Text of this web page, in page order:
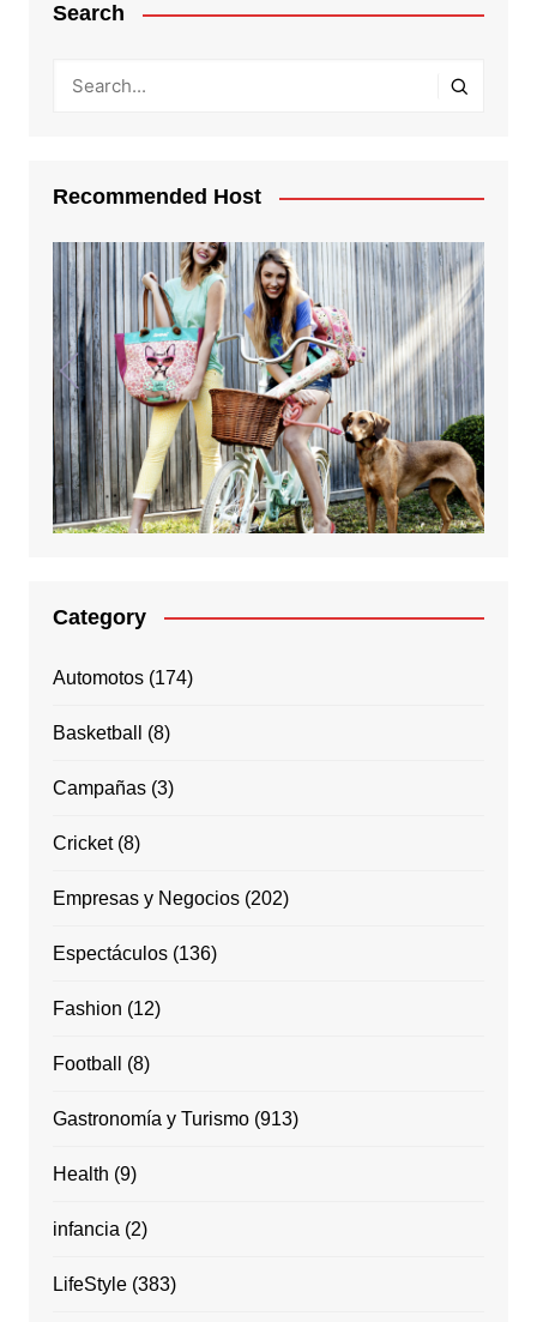
Search
Recommended Host
Category
Automotos(174)
Basketball (8)
Campañas(3)
Cricket(8)
Empresas y Negocios(202)
Espectáculos(136)
Fashion (12)
Football (8)
Gastronomía y Turismo(913)
Health (9)
infancia (2)
LifeStyle(383)